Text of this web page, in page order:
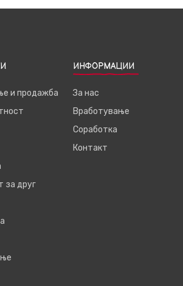
и продажба
за друг
ИНФОРМАЦИИ
За нас
Вработување
Соработка
Контакт